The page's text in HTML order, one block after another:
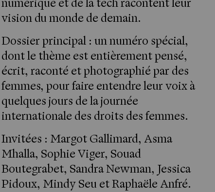
vision du monde de demain.
Dossier principal : un numéro spécial,
dont le thème est entièrement pensé,
écrit, raconté et photographié par des
femmes, pour faire entendre leur voix à
quelques jours de la journée
internationale des droits des femmes.
Invitées : Margot Gallimard, Asma
Mhalla, Sophie Viger, Souad
Boutegrabet, Sandra Newman, Jessica
Pidoux, Mindy Seu et Raphaële Anfré.